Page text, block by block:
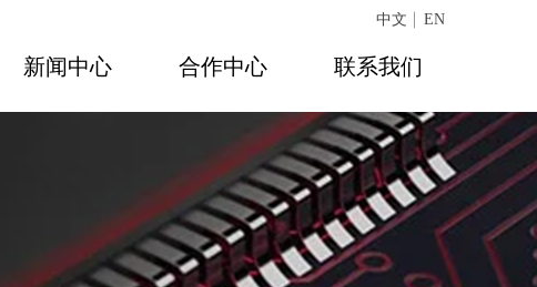
新闻中心 合作中心 联系我们
中文 EN